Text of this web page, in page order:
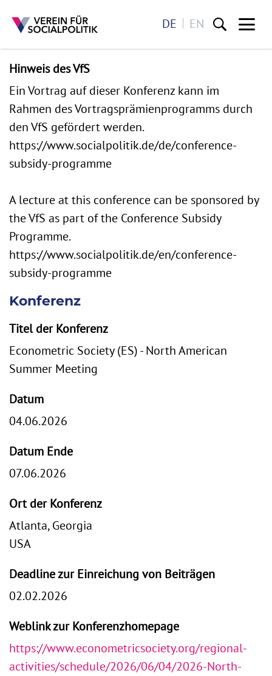
Direkt zum Inhalt
DE
EN
Hinweis des VfS
Ein Vortrag auf dieser Konferenz kann im
Rahmen des Vortragsprämienprogramms durch
den VfS gefördert werden.
https://www.socialpolitik.de/de/conference-
subsidy-programme
A lecture at this conference can be sponsored by
the VfS as part of the Conference Subsidy
Programme.
https://www.socialpolitik.de/en/conference-
subsidy-programme
Konferenz
Titel der Konferenz
Econometric Society (ES) - North American
Summer Meeting
Datum
04.06.2026
Datum Ende
07.06.2026
Ort der Konferenz
Atlanta, Georgia
USA
Deadline zur Einreichung von Beiträgen
02.02.2026
Weblink zur Konferenzhomepage
https://www.econometricsociety.org/regional-
activities/schedule/2026/06/04/2026-North-